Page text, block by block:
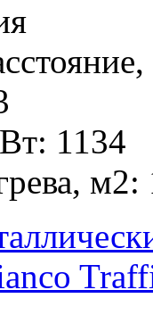
1134
м2: